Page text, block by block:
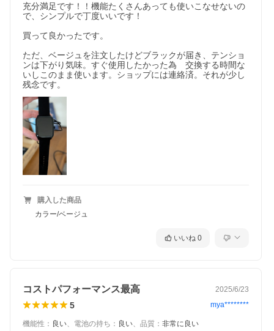
充分満足です！！機能たくさんあっても使いこなせないの
で、シンプルで丁度いいです！
買って良かったです。
ただ、ベージュを注文したけどブラックが届き、テンショ
ンは下がり気味。すぐ使用したかった為　交換する時間な
いしこのまま使います。ショップには連絡済。それが少し
残念です。
購入した商品
カラー/ベージュ
いいね 0
コストパフォーマンス最高 2025/6/23
5 mya********
機能性 ： 良い、 電池の持ち ： 良い、 品質 ： 非常に良い